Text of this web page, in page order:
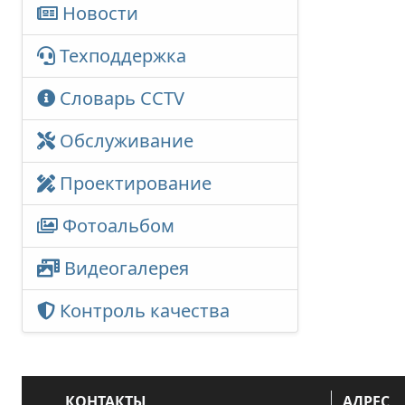
Новости
Техподдержка
Словарь CCTV
Обслуживание
Проектирование
Фотоальбом
Видеогалерея
Контроль качества